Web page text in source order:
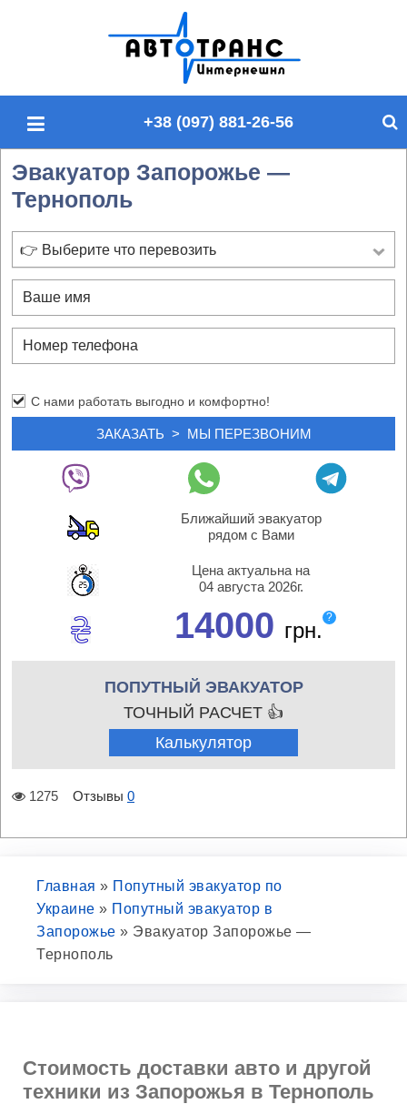
п
т
+38 (097) 881-26-56
Эвакуатор Запорожье —
Тернополь
👉 Выберите что перевозить
С нами работать выгодно и комфортно!
Ближайший эвакуатор
рядом с Вами
Цена актуальна на
04 августа 2026г.
14000 грн.
?
ПОПУТНЫЙ ЭВАКУАТОР
ТОЧНЫЙ РАСЧЕТ 👍
Калькулятор
1275 Отзывы 0
Главная » Попутный эвакуатор по
Украине » Попутный эвакуатор в
Запорожье » Эвакуатор Запорожье —
Тернополь
Стоимость доставки авто и другой
техники из Запорожья в Тернополь